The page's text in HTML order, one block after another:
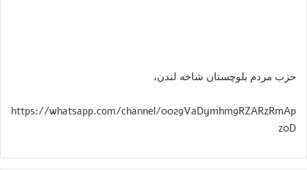
حزب مردم بلوچستان شاخه لندن،
https://whatsapp.com/channel/0029VaDymhm9RZARzRmAp
z0D